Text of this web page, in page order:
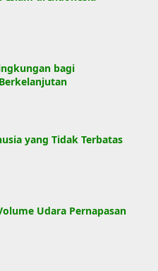
bagi
yang Tidak Terbatas
Udara Pernapasan